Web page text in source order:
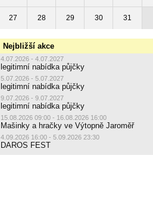
27 28 29 30 31
Nejbližší akce
4.07.2026 - 4.07.2027
legitimní nabídka půjčky
5.07.2026 - 5.07.2027
legitimní nabídka půjčky
9.07.2026 - 9.07.2027
legitimní nabídka půjčky
15.08.2026 09:00 - 16.08.2026 16:00
Mašinky a hračky ve Výtopně Jaroměř
4.09.2026 16:00 - 5.09.2026 23:30
DAROS FEST